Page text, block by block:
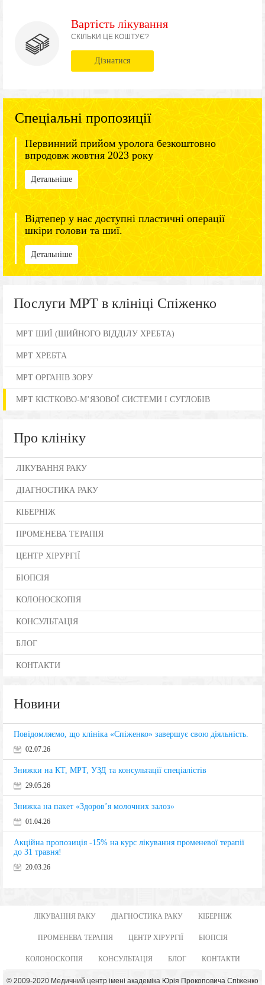
Вартість лікування
СКІЛЬКИ ЦЕ КОШТУЄ?
Дізнатися
Спеціальні пропозиції
Первинний прийом уролога безкоштовно
впродовж жовтня 2023 року
Детальніше
Відтепер у нас доступні пластичні операції
шкіри голови та шиї.
Детальніше
Послуги МРТ в клініці Спіженко
МРТ ШИЇ (ШИЙНОГО ВІДДІЛУ ХРЕБТА)
МРТ ХРЕБТА
МРТ ОРГАНІВ ЗОРУ
МРТ КІСТКОВО-М’ЯЗОВОЇ СИСТЕМИ І СУГЛОБІВ
Про клініку
ЛІКУВАННЯ РАКУ
ДІАГНОСТИКА РАКУ
КІБЕРНІЖ
ПРОМЕНЕВА ТЕРАПІЯ
ЦЕНТР ХІРУРГІЇ
БІОПСІЯ
КОЛОНОСКОПІЯ
КОНСУЛЬТАЦІЯ
БЛОГ
КОНТАКТИ
Новини
Повідомляємо, що клініка «Спіженко» завершує свою діяльність.
02.07.26
Знижки на КТ, МРТ, УЗД та консультації спеціалістів
29.05.26
Знижка на пакет «Здоров’я молочних залоз»
01.04.26
Акційна пропозиція -15% на курс лікування променевої терапії
до 31 травня!
20.03.26
ЛІКУВАННЯ РАКУ ДІАГНОСТИКА РАКУ КІБЕРНІЖ
ПРОМЕНЕВА ТЕРАПІЯ ЦЕНТР ХІРУРГІЇ БІОПСІЯ
КОЛОНОСКОПІЯ КОНСУЛЬТАЦІЯ БЛОГ КОНТАКТИ
© 2009-2020 Медичний центр імені академіка Юрія Прокоповича Спіженко